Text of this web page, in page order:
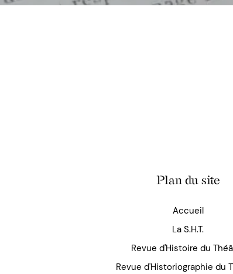
Plan du site
Accueil
La S.H.T.
Revue d'Histoire du
Revue d'Historiographie du